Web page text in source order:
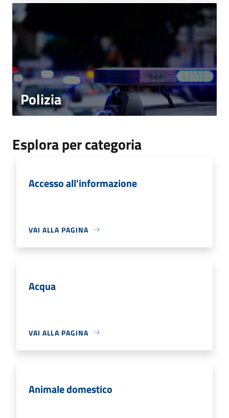
Polizia
Esplora per categoria
Accesso all'informazione
VAI ALLA PAGINA
Acqua
VAI ALLA PAGINA
Animale domestico